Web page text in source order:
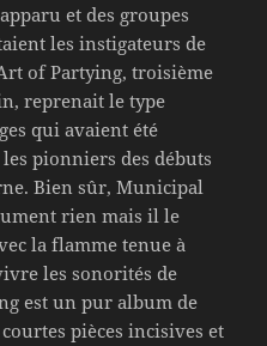
et des groupes
les instigateurs de
of Partying, troisième
reprenait le type
qui avaient été
pionniers des débuts
Bien sûr, Municipal
rien mais il le
la flamme tenue à
les sonorités de
est un pur album de
pièces incisives et